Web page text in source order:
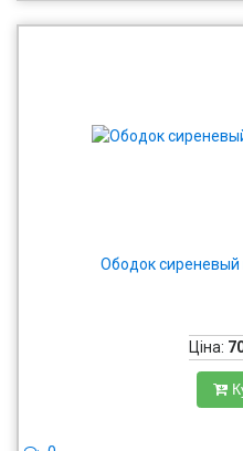
Ободок сиреневый
Ціна: